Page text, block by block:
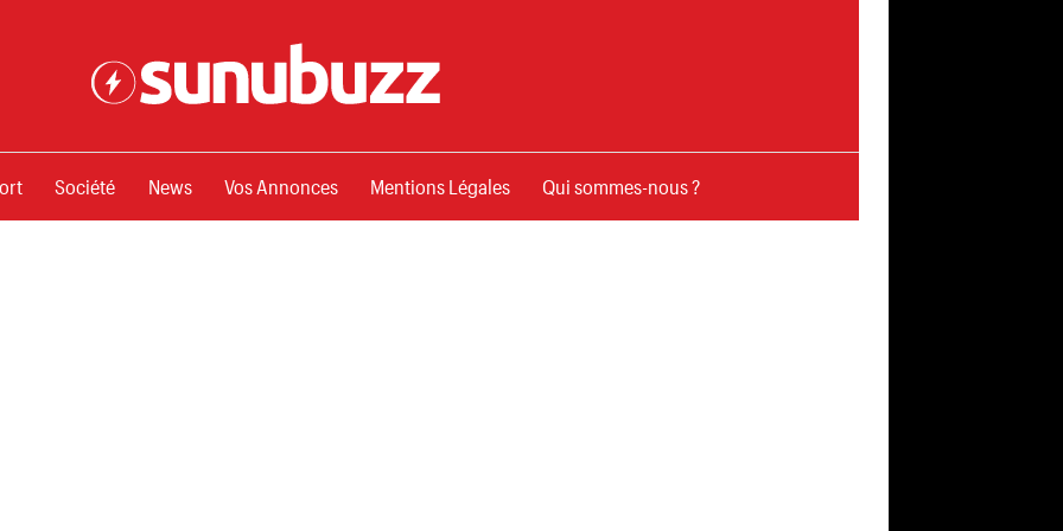
Société News Vos Annonces Mentions Légales Qui sommes-nous ?